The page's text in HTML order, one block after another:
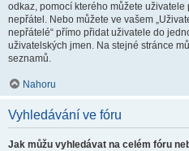
odkaz, pomocí kterého můžete
nepřátel. Nebo můžete ve vašem
nepřátelé“ přímo přidat uživatele do
uživatelských jmen. Na stejné stránce
seznamů.
Nahoru
Vyhledávání ve fóru
Jak můžu vyhledávat na celém fóru